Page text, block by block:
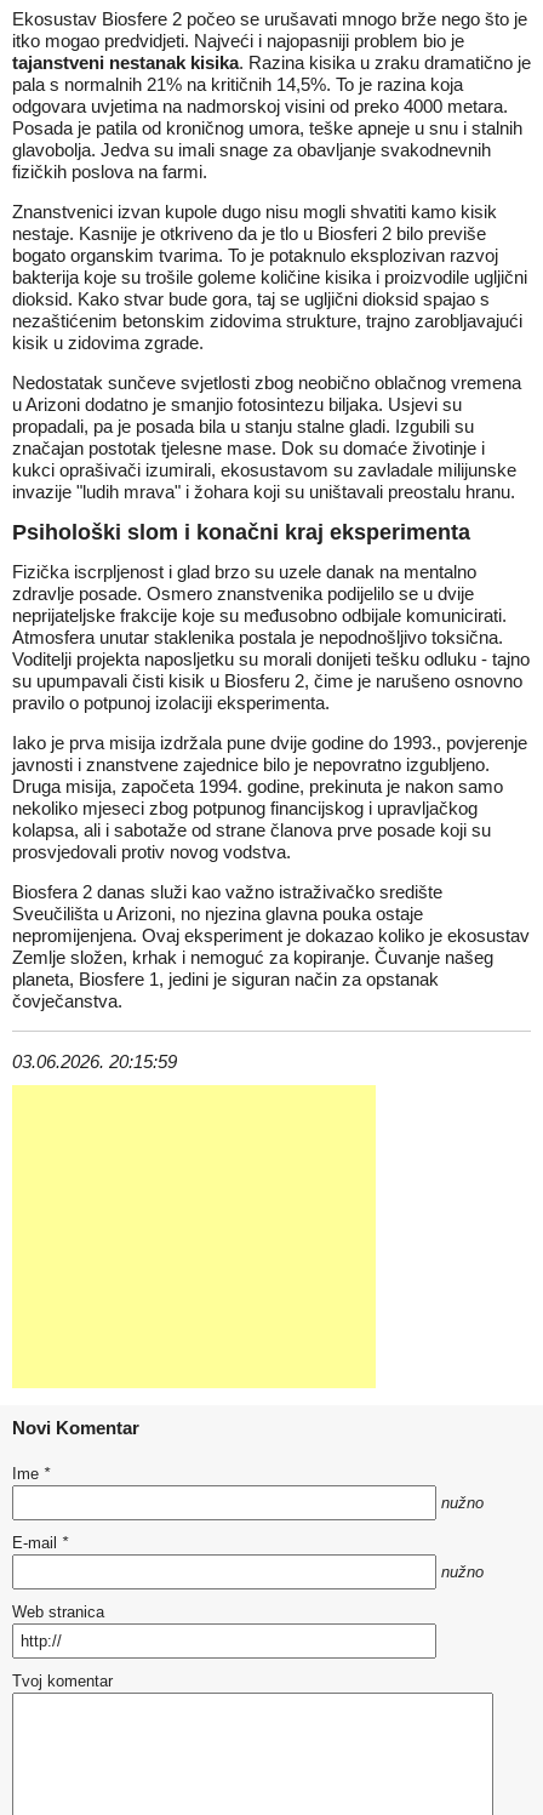
Ekosustav Biosfere 2 počeo se urušavati mnogo brže nego što je
itko mogao predvidjeti. Najveći i najopasniji problem bio je
tajanstveni nestanak kisika. Razina kisika u zraku dramatično je
pala s normalnih 21% na kritičnih 14,5%. To je razina koja
odgovara uvjetima na nadmorskoj visini od preko 4000 metara.
Posada je patila od kroničnog umora, teške apneje u snu i stalnih
glavobolja. Jedva su imali snage za obavljanje svakodnevnih
fizičkih poslova na farmi.
Znanstvenici izvan kupole dugo nisu mogli shvatiti kamo kisik
nestaje. Kasnije je otkriveno da je tlo u Biosferi 2 bilo previše
bogato organskim tvarima. To je potaknulo eksplozivan razvoj
bakterija koje su trošile goleme količine kisika i proizvodile ugljični
dioksid. Kako stvar bude gora, taj se ugljični dioksid spajao s
nezaštićenim betonskim zidovima strukture, trajno zarobljavajući
kisik u zidovima zgrade.
Nedostatak sunčeve svjetlosti zbog neobično oblačnog vremena
u Arizoni dodatno je smanjio fotosintezu biljaka. Usjevi su
propadali, pa je posada bila u stanju stalne gladi. Izgubili su
značajan postotak tjelesne mase. Dok su domaće životinje i
kukci oprašivači izumirali, ekosustavom su zavladale milijunske
invazije "ludih mrava" i žohara koji su uništavali preostalu hranu.
Psihološki slom i konačni kraj eksperimenta
Fizička iscrpljenost i glad brzo su uzele danak na mentalno
zdravlje posade. Osmero znanstvenika podijelilo se u dvije
neprijateljske frakcije koje su međusobno odbijale komunicirati.
Atmosfera unutar staklenika postala je nepodnošljivo toksična.
Voditelji projekta naposljetku su morali donijeti tešku odluku - tajno
su upumpavali čisti kisik u Biosferu 2, čime je narušeno osnovno
pravilo o potpunoj izolaciji eksperimenta.
Iako je prva misija izdržala pune dvije godine do 1993., povjerenje
javnosti i znanstvene zajednice bilo je nepovratno izgubljeno.
Druga misija, započeta 1994. godine, prekinuta je nakon samo
nekoliko mjeseci zbog potpunog financijskog i upravljačkog
kolapsa, ali i sabotaže od strane članova prve posade koji su
prosvjedovali protiv novog vodstva.
Biosfera 2 danas služi kao važno istraživačko središte
Sveučilišta u Arizoni, no njezina glavna pouka ostaje
nepromijenjena. Ovaj eksperiment je dokazao koliko je ekosustav
Zemlje složen, krhak i nemoguć za kopiranje. Čuvanje našeg
planeta, Biosfere 1, jedini je siguran način za opstanak
čovječanstva.
03.06.2026. 20:15:59
Novi Komentar
Ime *
nužno
E-mail *
nužno
Web stranica
Tvoj komentar